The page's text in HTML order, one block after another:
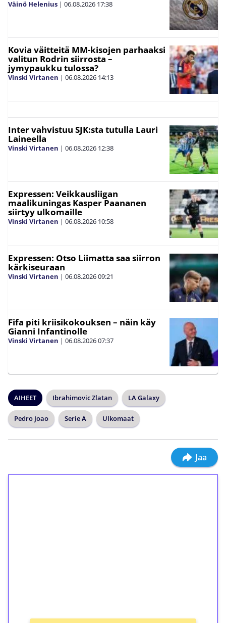
Väinö Helenius | 06.08.2026 17:38
Kovia väitteitä MM-kisojen parhaaksi
valitun Rodrin siirrosta –
jymypaukku tulossa?
Vinski Virtanen | 06.08.2026 14:13
Inter vahvistuu SJK:sta tutulla Lauri
Laineella
Vinski Virtanen | 06.08.2026 12:38
Expressen: Veikkausliigan
maalikuningas Kasper Paananen
siirtyy ulkomaille
Vinski Virtanen | 06.08.2026 10:58
Expressen: Otso Liimatta saa siirron
kärkiseuraan
Vinski Virtanen | 06.08.202609:21
Fifa piti kriisikokouksen – näin käy
Gianni Infantinolle
Vinski Virtanen | 06.08.202607:37
AIHEET Ibrahimovic Zlatan LA Galaxy
Pedro Joao Serie A Ulkomaat
Jaa